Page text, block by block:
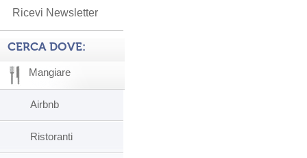
Ricevi Newsletter
CERCA DOVE:
Mangiare
Airbnb
Ristoranti